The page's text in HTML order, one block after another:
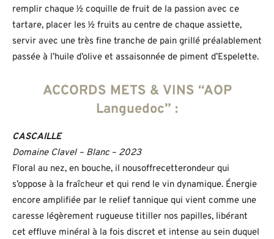
remplir chaque ½ coquille de fruit de la passion avec ce
tartare, placer les ½ fruits au centre de chaque assiette,
servir avec une très fine tranche de pain grillé préalablement
passée à l’huile d’olive et assaisonnée de piment d’Espelette.
ACCORDS METS & VINS “AOP
Languedoc” :
CASCAILLE
Domaine Clavel – Blanc – 2023
Floral au nez, en bouche, il nousoffrecetterondeur qui
s’oppose à la fraîcheur et qui rend le vin dynamique. Énergie
encore amplifiée par le relief tannique qui vient comme une
caresse légèrement rugueuse titiller nos papilles, libérant
cet effluve minéral à la fois discret et intense au sein duquel